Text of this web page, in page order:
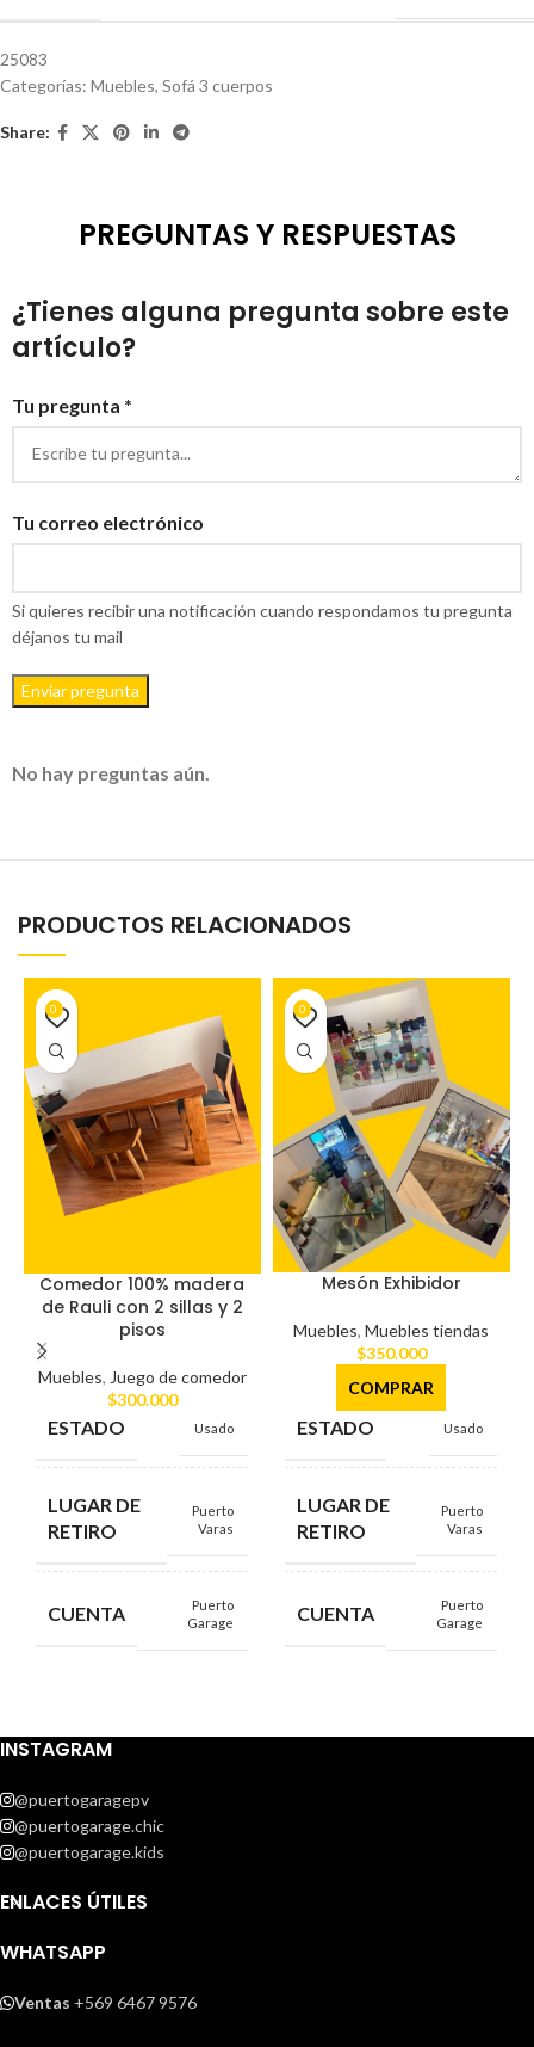
25083
Categorías: Muebles, Sofá 3 cuerpos
Share:
PREGUNTAS Y RESPUESTAS
¿Tienes alguna pregunta sobre este
artículo?
Tu pregunta *
Tu correo electrónico
Si quieres recibir una notificación cuando respondamos tu pregunta
déjanos tu mail
Enviar pregunta
No hay preguntas aún.
PRODUCTOS RELACIONADOS
Comedor 100% madera
de Rauli con 2 sillas y 2
pisos
Muebles, Juego de comedor
$300.000
ESTADO Usado
LUGAR DE
RETIRO
Puerto
Varas
CUENTA
Puerto
Garage
0
Mesón Exhibidor
Muebles,Muebles tiendas
$350.000
COMPRAR
ESTADO Usado
LUGAR DE
RETIRO
Puerto
Varas
CUENTA
Puerto
Garage
0
INSTAGRAM
@puertogaragepv
@puertogarage.chic
@puertogarage.kids
ENLACES ÚTILES
WHATSAPP
Ventas +569 6467 9576